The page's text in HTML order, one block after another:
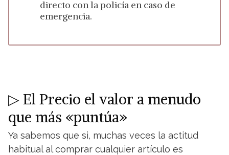
directo con la policía en caso de
emergencia.
▷ El Precio el valor a menudo
que más «puntúa»
Ya sabemos que si, muchas veces la actitud
habitual al comprar cualquier artículo es